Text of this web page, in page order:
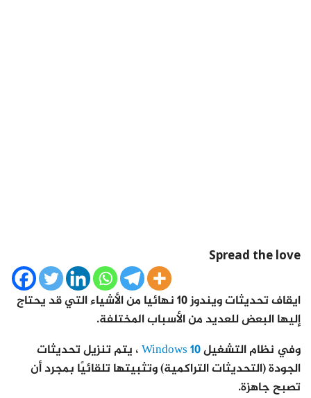
Spread the love
ايقاف تحديثات ويندوز 10 نهائيا من الأشياء التي قد يحتاج
إليها البعض للعديد من الأسباب المختلفة.
وفي نظام التشغيلWindows 10، يتم تنزيل تحديثات
الجودة (التحديثات التراكمية) وتثبيتها تلقائيًا بمجرد أن
تصبح جاهزة.